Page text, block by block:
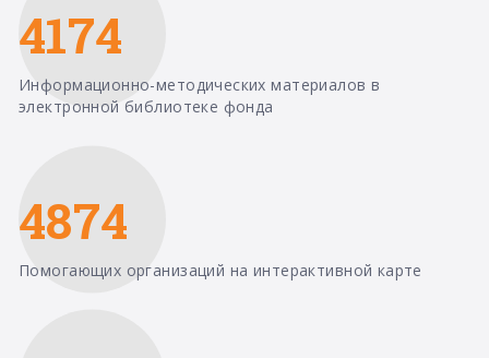
4174
Информационно-методических материалов в
электронной библиотеке фонда
4874
Помогающих организаций на интерактивной карте